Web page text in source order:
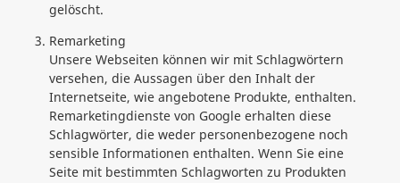
gelöscht.
Remarketing
Unsere Webseiten können wir mit Schlagwörtern
versehen, die Aussagen über den Inhalt der
Internetseite, wie angebotene Produkte, enthalten.
Remarketingdienste von Google erhalten diese
Schlagwörter, die weder personenbezogene noch
sensible Informationen enthalten. Wenn Sie eine
Seite mit bestimmten Schlagworten zu Produkten